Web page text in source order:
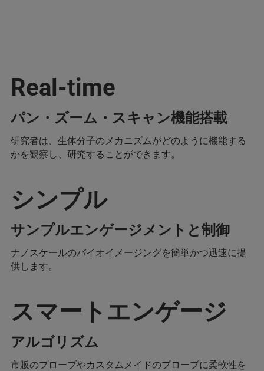
Real-time
パン・ズーム・スキャン機能搭載
研究者は、生体分子のメカニズムがどのように機能する
かを観察し、研究することができます。
シンプル
サンプルエンゲージメントと制御
ナノスケールのバイオイメージングを簡単かつ迅速に提
供します。
スマートエンゲージ
アルゴリズム
市販のプローブやカスタムメイドのプローブに柔軟性を